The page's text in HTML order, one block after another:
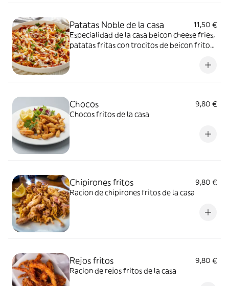
Patatas Noble de la casa
11,50 €
Especialidad de la casa beicon cheese fries,
patatas fritas con trocitos de beicon fritos,
Chocos
9,80 €
Chocos fritos de la casa
Chipirones fritos
9,80 €
Racion de chipirones fritos de la casa
Rejos fritos
9,80 €
Racion de rejos fritos de la casa